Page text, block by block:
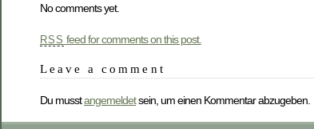
No comments yet.
RSS feed for comments on this post.
Leave a comment
Du musstangemeldetsein, um einen Kommentar abzugeben.